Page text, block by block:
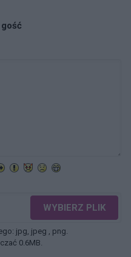
gość
WYBIERZ PLIK
jpg, jpeg , png.
0.6MB.